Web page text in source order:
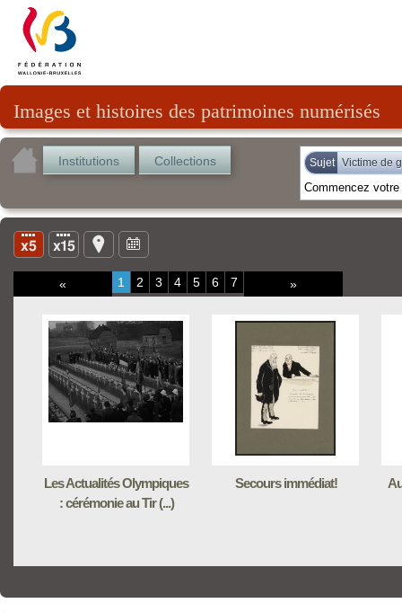
Images et histoires des patrimoines numérisés
Institutions Collections Sujet Victime de
« 1 2 3 4 5 6 7 »
Les Actualités Olympiques
: cérémonie au Tir (...)
Secours immédiat!